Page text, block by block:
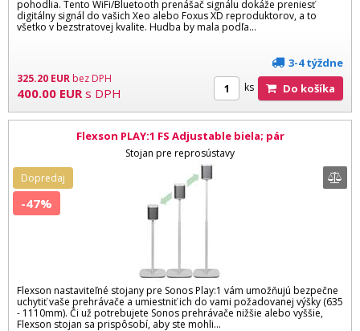
pohodlia. Tento WiFi/Bluetooth prenášač signálu dokáže preniesť
digitálny signál do vašich Xeo alebo Foxus XD reproduktorov, a to
všetko v bezstratovej kvalite. Hudba by mala podľa...
325.20 EUR bez DPH
400.00 EUR s DPH
3-4 týždne
ks Do košíka
Flexson PLAY:1 FS Adjustable biela; pár
Stojan pre reprosústavy
Flexson nastaviteľné stojany pre Sonos Play:1 vám umožňujú bezpečne
uchytiť vaše prehrávače a umiestniť ich do vami požadovanej výšky (635
- 1110mm). Či už potrebujete Sonos prehrávače nižšie alebo vyššie,
Flexson stojan sa prispôsobí, aby ste mohli...
Dopredaj
-47%